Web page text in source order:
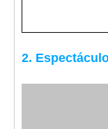
2.